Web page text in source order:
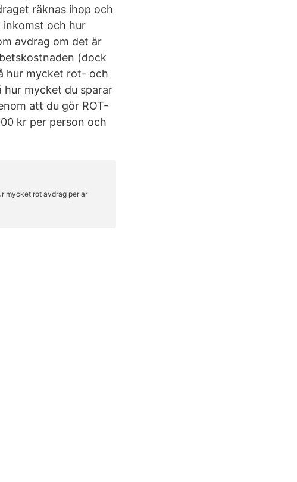
räknas ihop och
inkomst och hur
avdrag om det är
(dock
hur mycket rot- och
hur mycket du sparar
att du gör ROT-
kr per person och